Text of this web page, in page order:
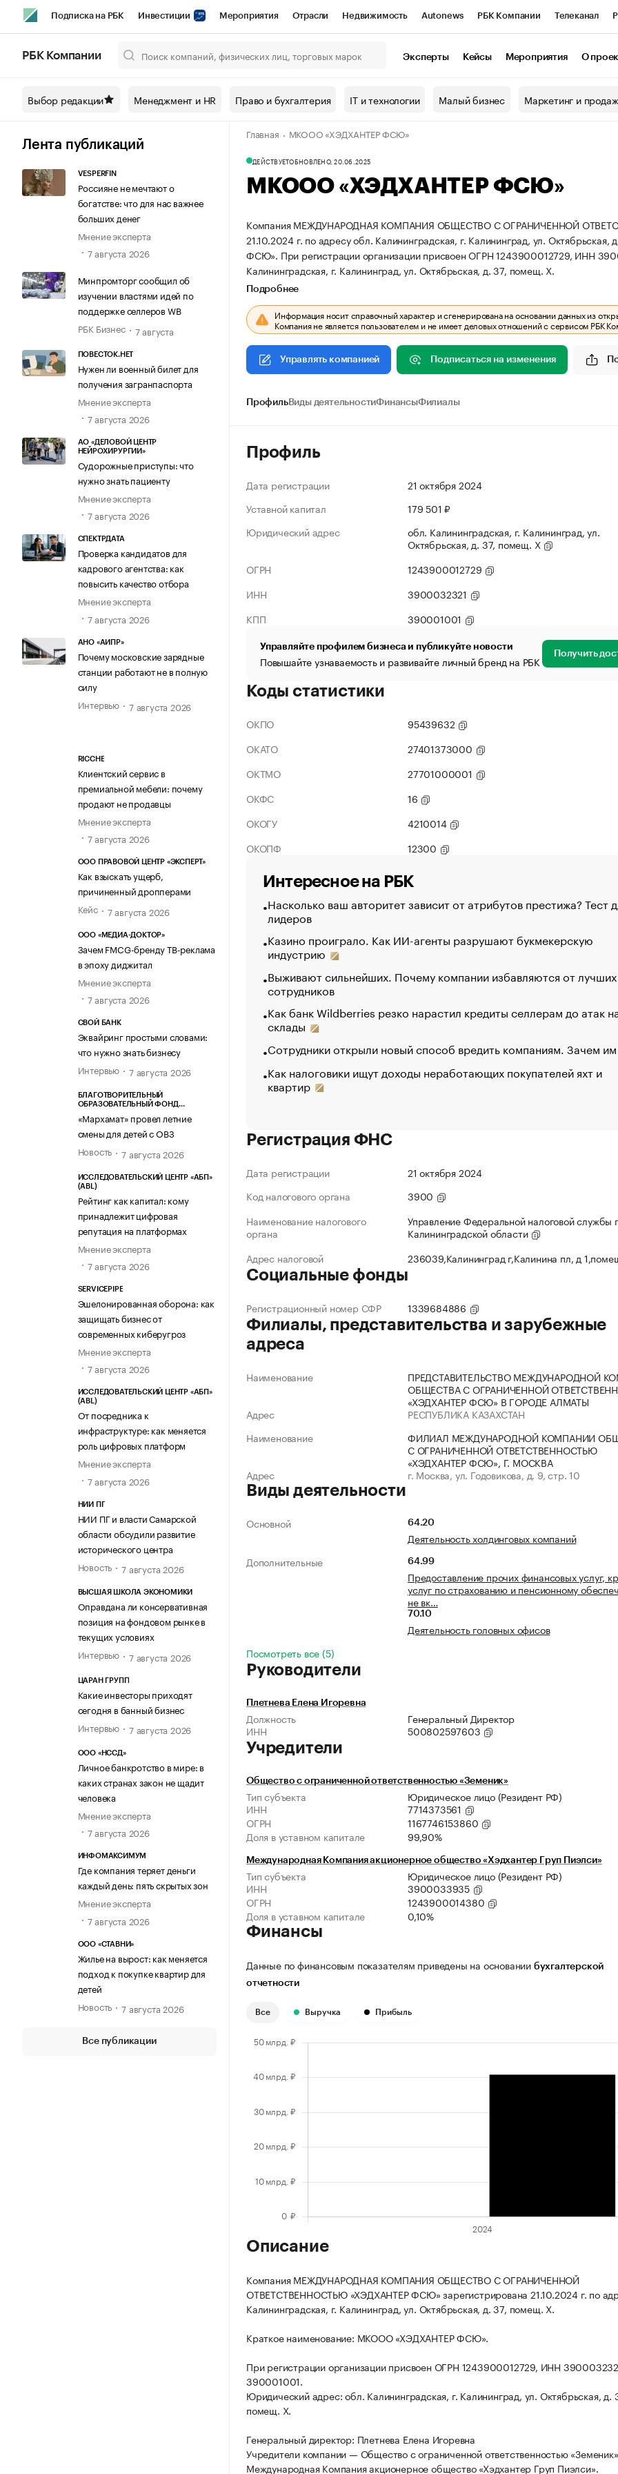
Подписка на РБК Инвестиции Мероприятия Отрасли Недвижимость Autonews РБК Компании Телеканал
Спецпроекты СПб Конференции СПб Спецпроекты Проверка контрагентов
Технологии и медиа Рынок наличной валюты
РБК Компании Эксперты Кейсы Мероприятия О
Выбор редакции Менеджмент и HR Право и бухгалтерия IT и технологии Малый бизнес Маркетинг и
Лента публикаций
VESPERFIN
Россияне не мечтают о
богатстве: что для нас важнее
больших денег
Мнение эксперта
7 августа 2026
Минпромторг сообщил об
изучении властями идей по
поддержке селлеров WB
РБК Бизнес
7 августа
ПОВЕСТОК.НЕТ
Нужен ли военный билет для
получения загранпаспорта
Мнение эксперта
7 августа 2026
АО «ДЕЛОВОЙ ЦЕНТР
НЕЙРОХИРУРГИИ»
Судорожные приступы: что
нужно знать пациенту
Мнение эксперта
7 августа 2026
СПЕКТРДАТА
Проверка кандидатов для
кадрового агентства: как
повысить качество отбора
Мнение эксперта
7 августа 2026
АНО «АИПР»
Почему московские зарядные
станции работают не в полную
силу
Интервью
7 августа 2026
RICCHE
Клиентский сервис в
премиальной мебели: почему
продают не продавцы
Мнение эксперта
7 августа 2026
ООО ПРАВОВОЙ ЦЕНТР «ЭКСПЕРТ»
Как взыскать ущерб,
причиненный дропперами
Кейс
7 августа 2026
ООО «МЕДИА-ДОКТОР»
Зачем FMCG-бренду ТВ-реклама
в эпоху диджитал
Мнение эксперта
7 августа 2026
СВОЙ БАНК
Эквайринг простыми словами:
что нужно знать бизнесу
Интервью
7 августа 2026
БЛАГОТВОРИТЕЛЬНЫЙ
ОБРАЗОВАТЕЛЬНЫЙ ФОНД
«Мархамат» провел летние
смены для детей с ОВЗ
Новость
7 августа 2026
ИССЛЕДОВАТЕЛЬСКИЙ ЦЕНТР «АБП»
(ABL)
Рейтинг как капитал: кому
принадлежит цифровая
репутация на платформах
Мнение эксперта
7 августа 2026
SERVICEPIPE
Эшелонированная оборона: как
защищать бизнес от
современных киберугроз
Мнение эксперта
7 августа 2026
ИССЛЕДОВАТЕЛЬСКИЙ ЦЕНТР «АБП»
(ABL)
От посредника к
инфраструктуре: как меняется
роль цифровых платформ
Мнение эксперта
7 августа 2026
НИИ ПГ
НИИ ПГ и власти Самарской
области обсудили развитие
исторического центра
Новость
7 августа 2026
ВЫСШАЯ ШКОЛА ЭКОНОМИКИ
Оправдана ли консервативная
позиция на фондовом рынке в
текущих условиях
Интервью
7 августа 2026
ЦАРАН ГРУПП
Какие инвесторы приходят
сегодня в банный бизнес
Интервью
7 августа 2026
ООО «НССД»
Личное банкротство в мире: в
каких странах закон не щадит
человека
Мнение эксперта
7 августа 2026
ИНФОМАКСИМУМ
Где компания теряет деньги
каждый день: пять скрытых зон
Мнение эксперта
7 августа 2026
ООО «СТАВНИ»
Жилье на вырост: как меняется
подход к покупке квартир для
детей
Новость
7 августа 2026
Все публикации
Главная МКООО «ХЭДХАНТЕР ФСЮ»
ДЕЙСТВУЕТОБНОВЛЕНО, 20.06.2025
МКООО «ХЭДХАНТЕР ФСЮ»
Компания МЕЖДУНАРОДНАЯ КОМПАНИЯ ОБЩЕСТВО С ОГРАНИЧЕННОЙ
21.10.2024 г. по адресу обл. Калининградская, г. Калининград, ул. Октябрьская,
ФСЮ». При регистрации организации присвоен ОГРН 1243900012729, ИНН
Калининградская, г. Калининград, ул. Октябрьская, д. 37, помещ. X.
Подробнее
Информация носит справочный характер и сгенерирована на основании данных из
Компания не является пользователем и не имеет деловых отношений с сервисом РБК
Управлять компанией Подписаться на изменения
ПрофильВиды деятельностиФинансыФилиалы
Профиль
Дата регистрации
21 октября 2024
Уставной капитал
179 501 ₽
Юридический адрес
обл. Калининградская, г. Калининград, ул.
Октябрьская, д. 37, помещ. X
ОГРН
1243900012729
ИНН
3900032321
КПП
390001001
Управляйте профилем бизнеса и публикуйте новости
Повышайте узнаваемость и развивайте личный бренд на РБК Получить
Коды статистики
ОКПО
95439632
ОКАТО
27401373000
ОКТМО
27701000001
ОКФС
16
ОКОГУ
4210014
ОКОПФ
12300
Интересное на РБК
Насколько ваш авторитет зависит от атрибутов престижа? Тест
лидеров
Казино проиграло. Как ИИ-агенты разрушают букмекерскую
индустрию
Выживают сильнейших. Почему компании избавляются от лучших
сотрудников
Как банк Wildberries резко нарастил кредиты селлерам до атак
склады
Сотрудники открыли новый способ вредить компаниям. Зачем
Как налоговики ищут доходы неработающих покупателей яхт и
квартир
Регистрация ФНС
Дата регистрации
21 октября 2024
Код налогового органа
3900
Наименование налогового
органа
Управление Федеральной налоговой службы
Калининградской области
Адрес налоговой
236039,Калининград г,Калинина пл, д
Социальные фонды
Регистрационный номер СФР 1339684886
Филиалы, представительства и зарубежные
адреса
Наименование
ПРЕДСТАВИТЕЛЬСТВО МЕЖДУНАРОДНОЙ
ОБЩЕСТВА С ОГРАНИЧЕННОЙ
«ХЭДХАНТЕР ФСЮ» В ГОРОДЕ АЛМАТЫ
Адрес
РЕСПУБЛИКА КАЗАХСТАН
Наименование
ФИЛИАЛ МЕЖДУНАРОДНОЙ КОМПАНИИ
С ОГРАНИЧЕННОЙ ОТВЕТСТВЕННОСТЬЮ
«ХЭДХАНТЕР ФСЮ», Г. МОСКВА
Адрес
г. Москва, ул. Годовикова, д. 9, стр. 10
Виды деятельности
Основной 64.20
Деятельность холдинговых компаний
Дополнительные
64.99
Предоставление прочих финансовых услуг,
услуг по страхованию и пенсионному
не вк…
70.10
Деятельность головных офисов
Посмотреть все (5)
Руководители
Плетнева Елена Игоревна
Должность
Генеральный Директор
ИНН
500802597603
Учредители
Общество с ограниченной ответственностью «Земеник»
Тип субъекта
Юридическое лицо (Резидент РФ)
ИНН
7714373561
ОГРН
1167746153860
Доля в уставном капитале
99,90%
Международная Компания акционерное общество «Хэдхантер Груп Пиэлси»
Тип субъекта
Юридическое лицо (Резидент РФ)
ИНН
3900033935
ОГРН
1243900014380
Доля в уставном капитале
0,10%
Финансы
Данные по финансовым показателям приведены на основании бухгалтерской
отчетности
Все Выручка Прибыль
Описание
Компания МЕЖДУНАРОДНАЯ КОМПАНИЯ ОБЩЕСТВО С ОГРАНИЧЕННОЙ
ОТВЕТСТВЕННОСТЬЮ «ХЭДХАНТЕР ФСЮ» зарегистрирована 21.10.2024 г. по
Калининградская, г. Калининград, ул. Октябрьская, д. 37, помещ. X.
Краткое наименование: МКООО «ХЭДХАНТЕР ФСЮ».
При регистрации организации присвоен ОГРН 1243900012729, ИНН
390001001.
Юридический адрес: обл. Калининградская, г. Калининград, ул. Октябрьская, д.
помещ. X.
Генеральный директор: Плетнева Елена Игоревна
Учредители компании — Общество с ограниченной ответственностью
Международная Компания акционерное общество «Хэдхантер Груп Пиэлси».